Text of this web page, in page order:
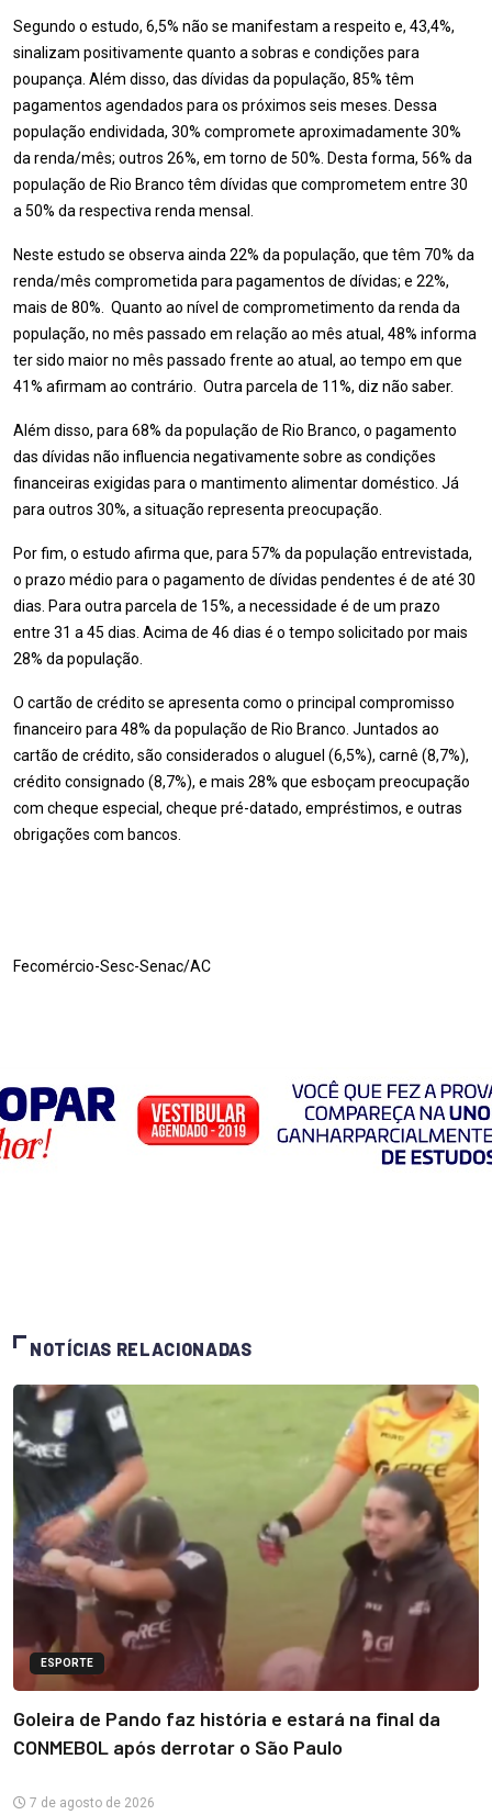
Segundo o estudo, 6,5% não se manifestam a respeito e, 43,4%,
sinalizam positivamente quanto a sobras e condições para
poupança. Além disso, das dívidas da população, 85% têm
pagamentos agendados para os próximos seis meses. Dessa
população endividada, 30% compromete aproximadamente 30%
da renda/mês; outros 26%, em torno de 50%. Desta forma, 56% da
população de Rio Branco têm dívidas que comprometem entre 30
a 50% da respectiva renda mensal.
Neste estudo se observa ainda 22% da população, que têm 70% da
renda/mês comprometida para pagamentos de dívidas; e 22%,
mais de 80%. Quanto ao nível de comprometimento da renda da
população, no mês passado em relação ao mês atual, 48% informa
ter sido maior no mês passado frente ao atual, ao tempo em que
41% afirmam ao contrário. Outra parcela de 11%, diz não saber.
Além disso, para 68% da população de Rio Branco, o pagamento
das dívidas não influencia negativamente sobre as condições
financeiras exigidas para o mantimento alimentar doméstico. Já
para outros 30%, a situação representa preocupação.
Por fim, o estudo afirma que, para 57% da população entrevistada,
o prazo médio para o pagamento de dívidas pendentes é de até 30
dias. Para outra parcela de 15%, a necessidade é de um prazo
entre 31 a 45 dias. Acima de 46 dias é o tempo solicitado por mais
28% da população.
O cartão de crédito se apresenta como o principal compromisso
financeiro para 48% da população de Rio Branco. Juntados ao
cartão de crédito, são considerados o aluguel (6,5%), carnê (8,7%),
crédito consignado (8,7%), e mais 28% que esboçam preocupação
com cheque especial, cheque pré-datado, empréstimos, e outras
obrigações com bancos.
Fecomércio-Sesc-Senac/AC
NOTÍCIAS RELACIONADAS
ESPORTE
Goleira de Pando faz história e estará na final da
CONMEBOL após derrotar o São Paulo
7 de agosto de 2026